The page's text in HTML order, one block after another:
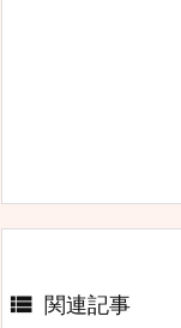
 関連記事